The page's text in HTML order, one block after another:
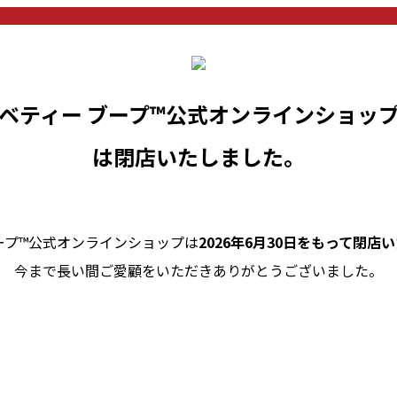
ベティー ブープ™公式オンラインショッ
は閉店いたしました。
プ™公式オンラインショップは2026年6月30日をもって閉店い
今まで長い間ご愛顧をいただきありがとうございました。